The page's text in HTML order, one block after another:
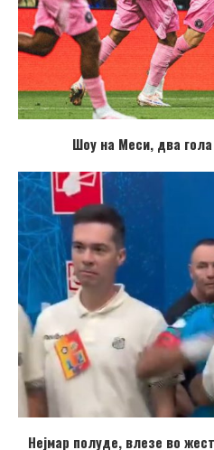
Шоу на Меси, два
Нејмар полуде, влезе во